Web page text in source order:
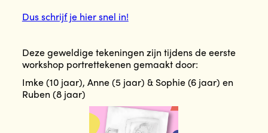
Dus schrijf je hier snel in!
Deze geweldige tekeningen zijn tijdens de eerste
workshop portrettekenen gemaakt door:
Imke (10 jaar), Anne (5 jaar) & Sophie (6 jaar) en
Ruben (8 jaar)